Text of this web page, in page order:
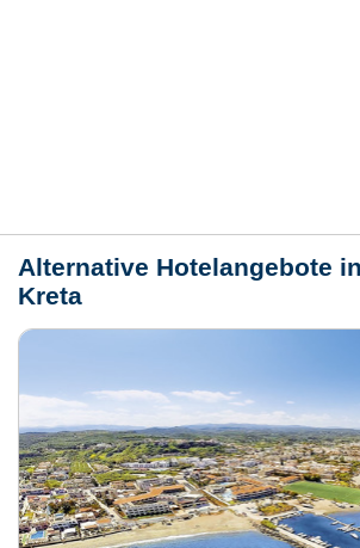
Alternative Hotelangebote
Kreta